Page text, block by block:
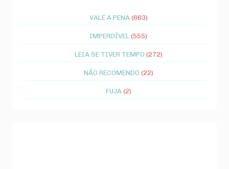
VALE A PENA (663)
IMPERDÍVEL (555)
LEIA SE TIVER TEMPO (272)
NÃO RECOMENDO (22)
FUJA (2)